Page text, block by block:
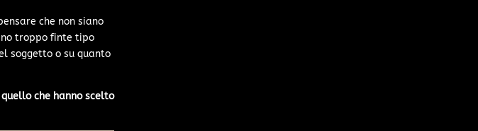
che non siano
troppo finte tipo
soggetto o su quanto
che hanno scelto